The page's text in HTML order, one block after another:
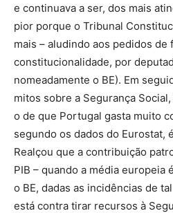
e continuava a ser, dos mais
pior porque o Tribunal
mais – aludindo aos pedidos de
constitucionalidade, por
nomeadamente o BE). Em
mitos sobre a Segurança
o de que Portugal gasta muito
segundo os dados do Eurostat,
Realçou que a contribuição
PIB – quando a média europeia
o BE, dadas as incidências de
está contra tirar recursos à